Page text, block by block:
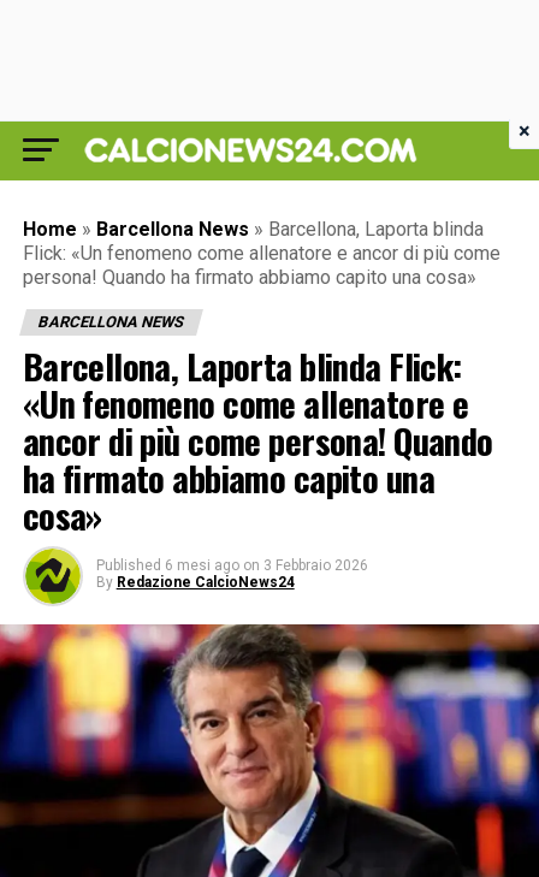
Home » Barcellona News » Barcellona, Laporta blinda
Flick: «Un fenomeno come allenatore e ancor di più come
persona! Quando ha firmato abbiamo capito una cosa»
BARCELLONA NEWS
Barcellona, Laporta blinda Flick:
«Un fenomeno come allenatore e
ancor di più come persona! Quando
ha firmato abbiamo capito una
cosa»
Published 6 mesi ago on 3 Febbraio 2026
By Redazione CalcioNews24
×